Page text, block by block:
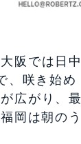
阪では日中
、咲き始め
広がり、最
岡は朝のう